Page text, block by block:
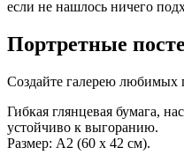
если не нашлось ничего
Портретные
Создайте галерею любимых
Гибкая глянцевая бумага,
устойчиво к выгоранию.
Размер: А2 (60 х 42 см).